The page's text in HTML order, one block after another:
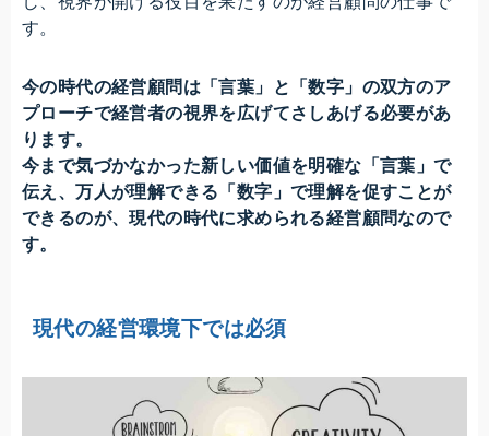
す。
今の時代の経営顧問は「言葉」と「数字」の双方のア
プローチで経営者の視界を広げてさしあげる必要があ
ります。
今まで気づかなかった新しい価値を明確な「言葉」で
伝え、万人が理解できる「数字」で理解を促すことが
できるのが、現代の時代に求められる経営顧問なので
す。
現代の経営環境下では必須